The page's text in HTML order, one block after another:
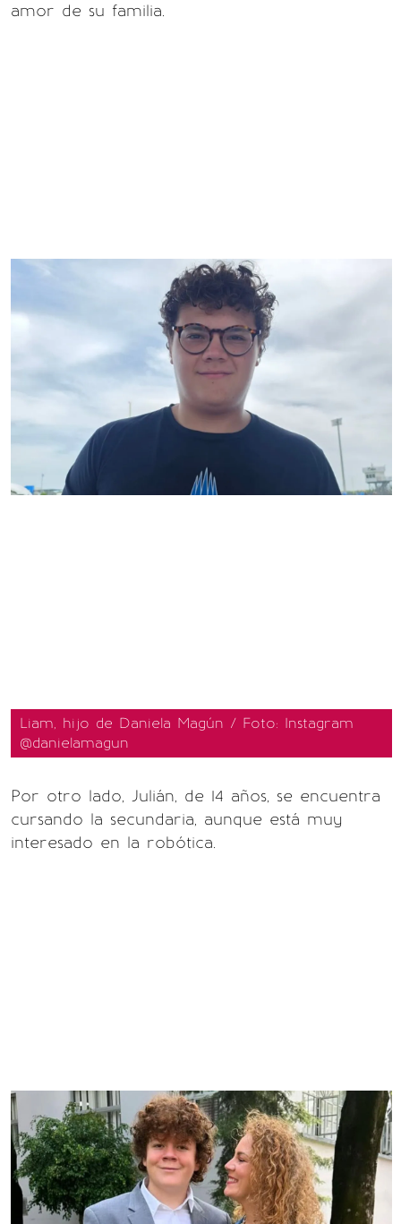
amor de su familia.
Liam, hijo de Daniela Magún / Foto: Instagram
@danielamagun
Por otro lado, Julián, de 14 años, se encuentra
cursando la secundaria, aunque está muy
interesado en la robótica.